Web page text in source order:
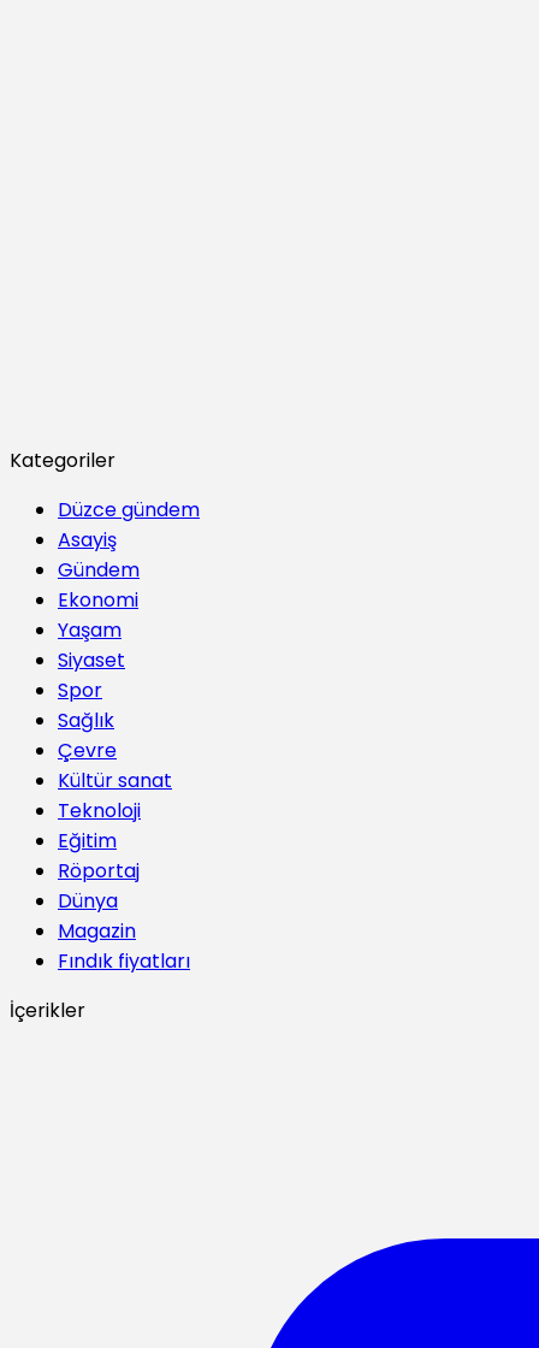
Kategoriler
Düzce gündem
Asayiş
Gündem
Ekonomi
Yaşam
Siyaset
Spor
Sağlık
Çevre
Kültür sanat
Teknoloji
Eğitim
Röportaj
Dünya
Magazin
Fındık fiyatları
İçerikler